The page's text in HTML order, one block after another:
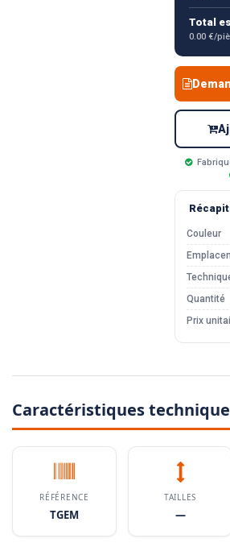
Total
0.00 €/
Couleur
Quantité
Prix
Caractéristiques
RÉFÉRENCE
TGEM
TAILLES
—